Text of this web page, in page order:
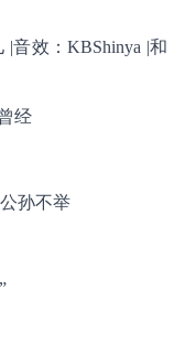
音效：KBShinya |和
经
孙不举